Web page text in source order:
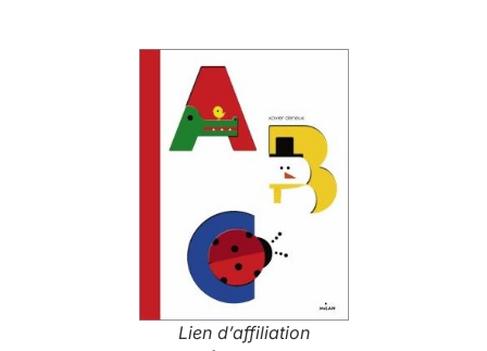
Lien d’affiliation